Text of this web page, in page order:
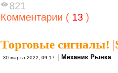
821
Комментарии ( 13 )
Торговые сигналы! |
30 марта 2022, 09:17 Механик Рынка